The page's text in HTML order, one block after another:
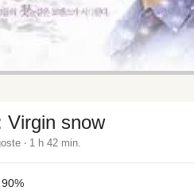
Virgin snow
‧ 1 h 42 min.